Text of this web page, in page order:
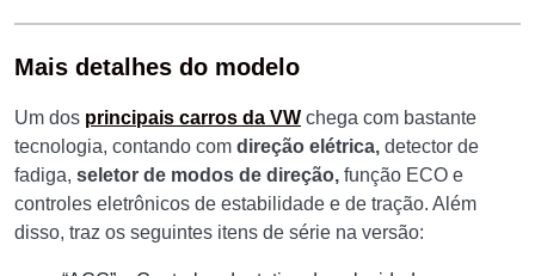
Mais detalhes do modelo
Um dos principais carros da VW chega com bastante
tecnologia, contando com direção elétrica, detector de
fadiga, seletor de modos de direção, função ECO e
controles eletrônicos de estabilidade e de tração. Além
disso, traz os seguintes itens de série na versão: